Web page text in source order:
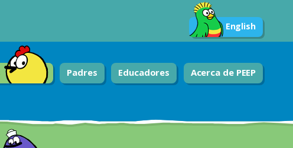
English
Padres Educadores Acerca de PEEP